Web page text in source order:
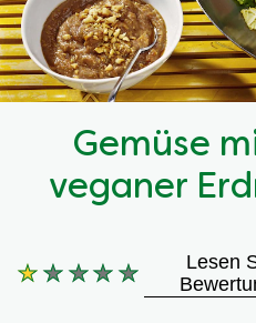
Gemüse
veganer
Die
Lesen